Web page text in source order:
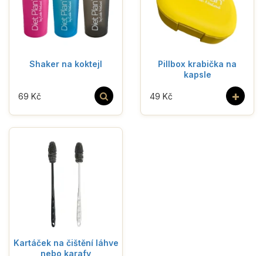
Shaker na koktejl
69 Kč
Pillbox krabička na
kapsle
+
49 Kč
Kartáček na čištění láhve
nebo karafy